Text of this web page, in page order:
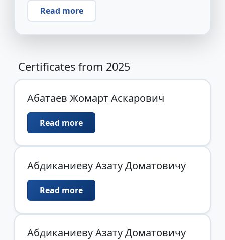
Read more
Certificates from 2025
Абатаев Жомарт Аскарович
Read more
Абдиканиеву Азату Доматовичу
Read more
Абдиканиеву Азату Доматовичу